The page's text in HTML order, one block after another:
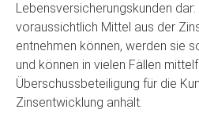
Lebensversicherungskunden
voraussichtlich Mittel aus der
entnehmen können, werden sie
und können in vielen Fällen
Überschussbeteiligung für die
Zinsentwicklung anhält.